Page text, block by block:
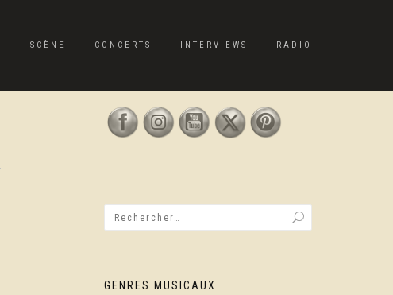
SCÈNE CONCERTS INTERVIEWS RADIO
GENRES MUSICAUX